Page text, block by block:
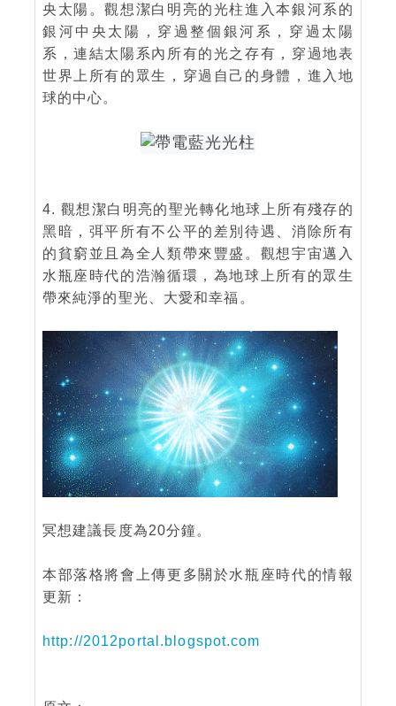
央太陽。觀想潔白明亮的光柱進入本銀河系的
銀河中央太陽，穿過整個銀河系，穿過太陽
系，連結太陽系內所有的光之存有，穿過地表
世界上所有的眾生，穿過自己的身體，進入地
球的中心。
4. 觀想潔白明亮的聖光轉化地球上所有殘存的
黑暗，弭平所有不公平的差別待遇、消除所有
的貧窮並且為全人類帶來豐盛。觀想宇宙邁入
水瓶座時代的浩瀚循環，為地球上所有的眾生
帶來純淨的聖光、大愛和幸福。
冥想建議長度為20分鐘。
本部落格將會上傳更多關於水瓶座時代的情報
更新：
http://2012portal.blogspot.com